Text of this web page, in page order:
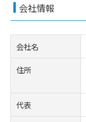
会社情報
会社名
住所
代表